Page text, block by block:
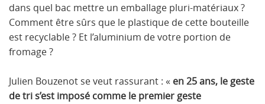
dans quel bac mettre un emballage pluri-matériaux ?
Comment être sûrs que le plastique de cette bouteille
est recyclable ? Et l’aluminium de votre portion de
fromage ?
Julien Bouzenot se veut rassurant : « en 25 ans, le geste
de tri s’est imposé comme le premier geste